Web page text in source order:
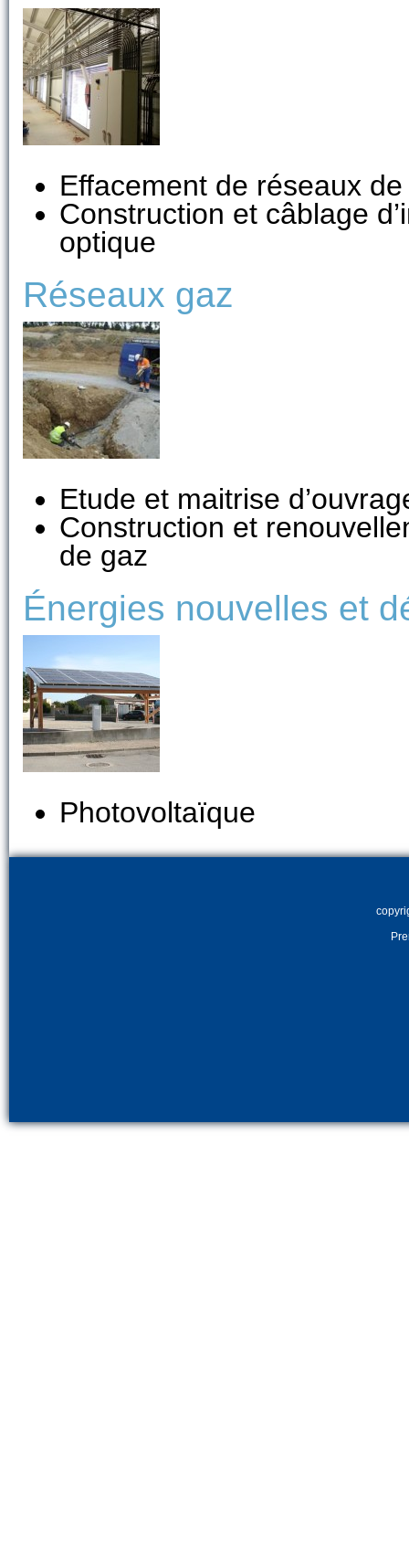
Effacement de réseaux
Construction et câblage
optique
Réseaux gaz
Etude et maitrise
Construction et
de gaz
Énergies nouvelles et
Photovoltaïque